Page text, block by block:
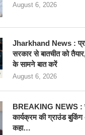
August 6, 2026
Jharkhand News :
सरकार से बातचीत को
के सामने बात करें
August 6, 2026
BREAKING NEWS :
कार्यक्रम की ग्राउंड
कहा…